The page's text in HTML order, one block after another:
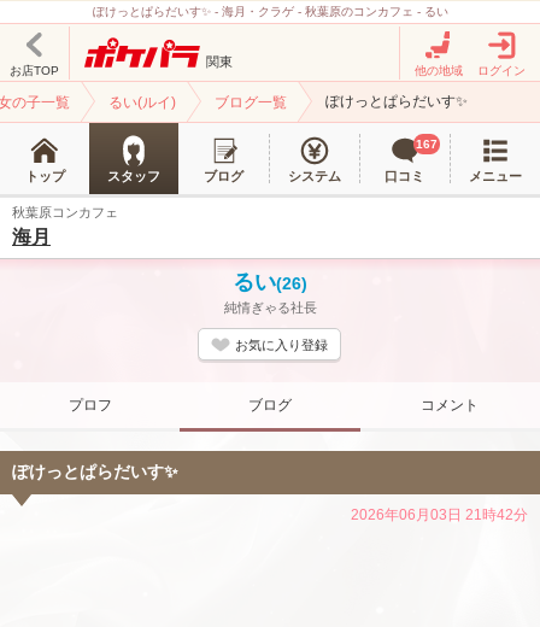
ぽけっとぱらだいす✨ - 海月・クラゲ - 秋葉原のコンカフェ - るい
お店TOP
関東
他の地域 ログイン
の子一覧 るい(ルイ) ブログ一覧 ぽけっとぱらだいす✨
トップ スタッフ ブログ システム 口コミ
167
メニュー
秋葉原コンカフェ
海月
るい(26)
純情ぎゃる社長
お気に入り登録
プロフ ブログ コメント
ぽけっとぱらだいす✨
2026年06月03日 21時42分